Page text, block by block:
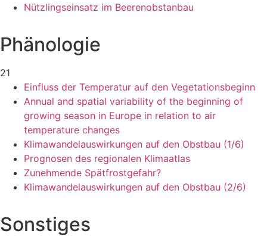
Nützlingseinsatz im Beerenobstanbau
Phänologie
21
Einfluss der Temperatur auf den Vegetationsbeginn
Annual and spatial variability of the beginning of
growing season in Europe in relation to air
temperature changes
Klimawandelauswirkungen auf den Obstbau (1/6)
Prognosen des regionalen Klimaatlas
Zunehmende Spätfrostgefahr?
Klimawandelauswirkungen auf den Obstbau (2/6)
Sonstiges